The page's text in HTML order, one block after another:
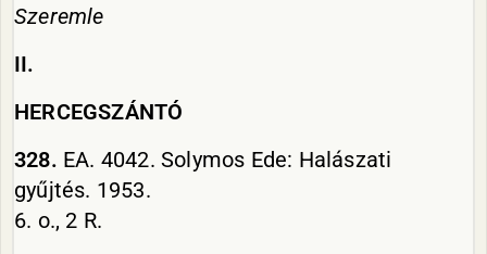
Szeremle
II.
HERCEGSZÁNTÓ
328. EA. 4042. Solymos Ede: Halászati
gyűjtés. 1953.
6. o., 2 R.